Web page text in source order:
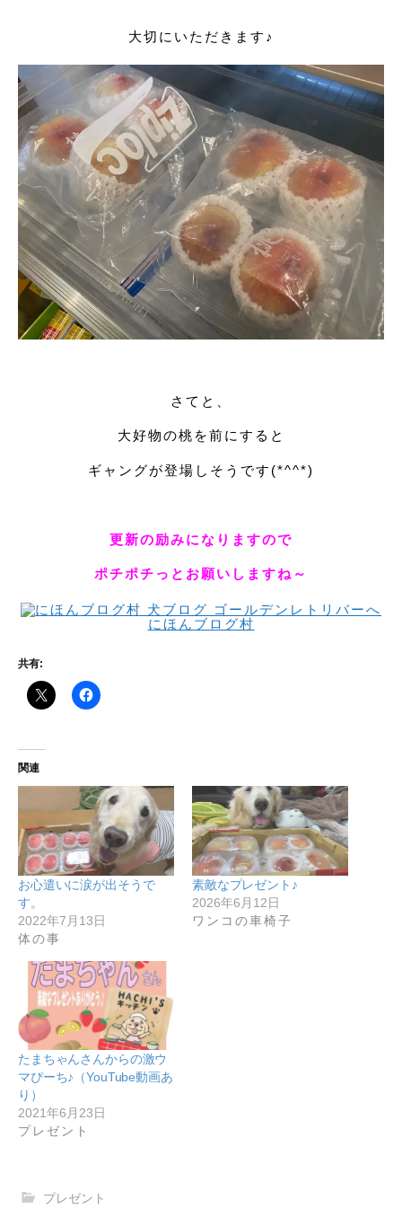
大切にいただきます♪
さてと、
大好物の桃を前にすると
ギャングが登場しそうです(*^^*)
更新の励みになりますので
ポチポチっとお願いしますね～
にほんブログ村
共有:
関連
お心遣いに涙が出そうで
す。
2022年7月13日
体の事
素敵なプレゼント♪
2026年6月12日
ワンコの車椅子
たまちゃんさんからの激ウ
マぴーち♪（YouTube動画あ
り）
2021年6月23日
プレゼント
プレゼント